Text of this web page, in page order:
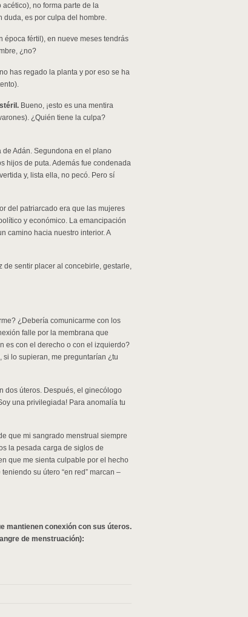
no forma parte de la
duda, es por culpa del hombre.
época fértil), en nueve meses tendrás
¿no?
has regado la planta y por eso se ha
Bueno, ¡esto es una mentira
¿Quién tiene la culpa?
Adán. Segundona en el plano
hijos de puta. Además fue condenada
y, lista ella, no pecó. Pero sí
del patriarcado era que las mujeres
y económico. La emancipación
camino hacia nuestro interior. A
de sentir placer al concebirle, gestarle,
¿Debería comunicarme con los
falle por la membrana que
es con el derecho o con el izquierdo?
si lo supieran, me preguntarían ¿tu
dos úteros. Después, el ginecólogo
una privilegiada! Para anomalía tu
que mi sangrado menstrual siempre
la pesada carga de siglos de
que me sienta culpable por el hecho
su útero “en red” marcan –
mantienen conexión con sus úteros.
de menstruación):